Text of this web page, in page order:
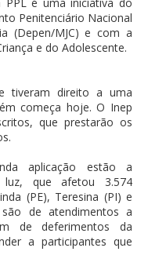
é uma iniciativa do
Penitenciário Nacional
(Depen/MJC) e com a
e do Adolescente.
tiveram direito a uma
começa hoje. O Inep
que prestarão os
aplicação estão a
que afetou 3.574
(PE), Teresina (PI) e
de atendimentos a
de deferimentos da
a participantes que